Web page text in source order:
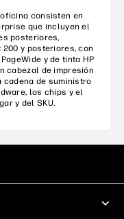
consisten en
que incluyen el
posteriores,
y posteriores, con
y de tinta HP
cabezal de impresión
cadena de suministro
los chips y el
y del SKU.